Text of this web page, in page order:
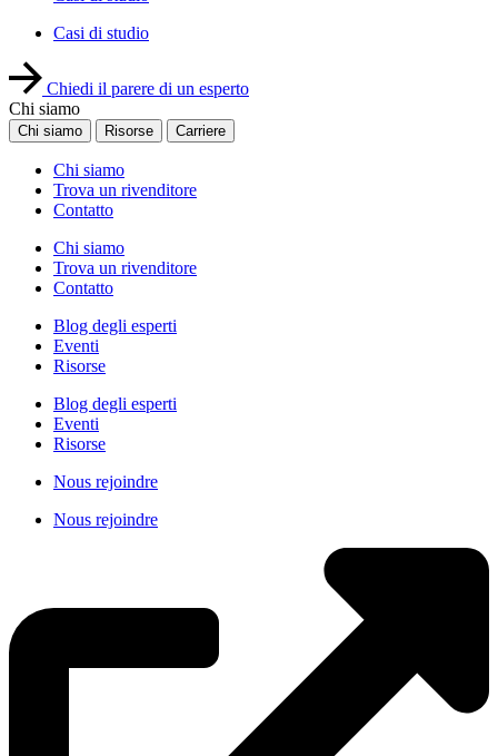
Casi di studio
Chiedi il parere di un esperto
Chi siamo
Chi siamo Risorse Carriere
Chi siamo
Trova un rivenditore
Contatto
Chi siamo
Trova un rivenditore
Contatto
Blog degli esperti
Eventi
Risorse
Blog degli esperti
Eventi
Risorse
Nous rejoindre
Nous rejoindre